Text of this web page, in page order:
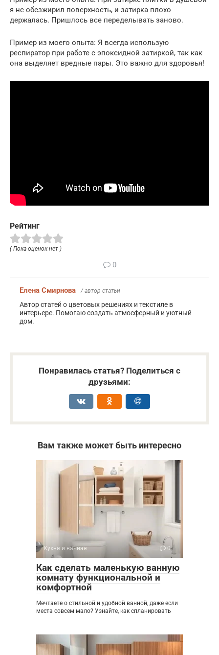
я не обезжирил поверхность, и затирка плохо
держалась. Пришлось все переделывать заново.
Пример из моего опыта: Я всегда использую
респиратор при работе с эпоксидной затиркой, так как
она выделяет вредные пары. Это важно для здоровья!
Рейтинг
( Пока оценок нет )
0
Елена Смирнова / автор статьи
Автор статей о цветовых решениях и текстиле в
интерьере. Помогаю создать атмосферный и уютный
дом.
Понравилась статья? Поделиться с
друзьями:
Вам также может быть интересно
Кухня и ванная 0
Как сделать маленькую ванную
комнату функциональной и
комфортной
Мечтаете о стильной и удобной ванной, даже если
места совсем мало? Узнайте, как спланировать